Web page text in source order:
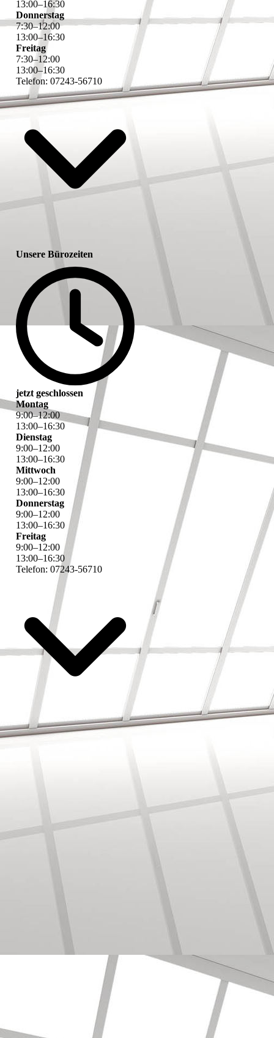
13:00–16:30
Donnerstag
7:30–12:00
13:00–16:30
Freitag
7:30–12:00
13:00–16:30
Telefon: 07243-56710
Unsere Bürozeiten
jetzt geschlossen
Montag
9:00–12:00
13:00–16:30
Dienstag
9:00–12:00
13:00–16:30
Mittwoch
9:00–12:00
13:00–16:30
Donnerstag
9:00–12:00
13:00–16:30
Freitag
9:00–12:00
13:00–16:30
Telefon: 07243-56710